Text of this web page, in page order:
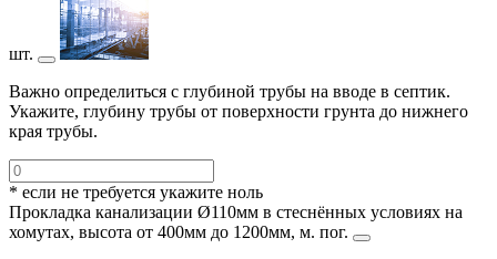
шт.
Важно определиться с глубиной трубы на вводе в септик.
Укажите, глубину трубы от поверхности грунта до нижнего
края трубы.
* если не требуется укажите ноль
Прокладка канализации Ø110мм в стеснённых условиях на
хомутах, высота от 400мм до 1200мм, м. пог.